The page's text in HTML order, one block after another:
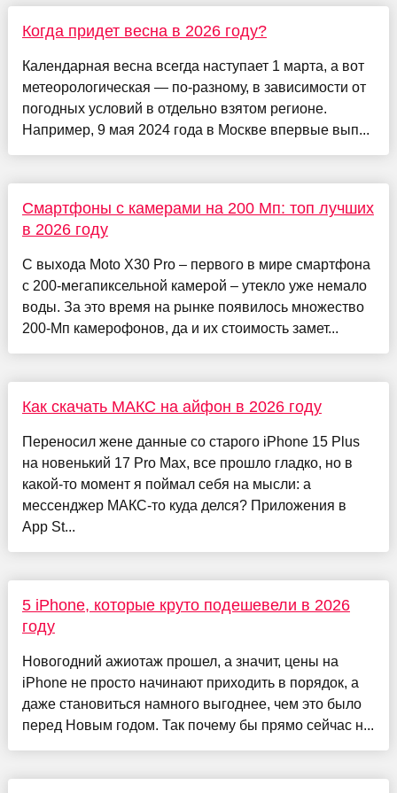
Когда придет весна в 2026 году?
Календарная весна всегда наступает 1 марта, а вот
метеорологическая — по-разному, в зависимости от
погодных условий в отдельно взятом регионе.
Например, 9 мая 2024 года в Москве впервые вып...
Смартфоны с камерами на 200 Мп: топ лучших
в 2026 году
С выхода Moto X30 Pro – первого в мире смартфона
с 200-мегапиксельной камерой – утекло уже немало
воды. За это время на рынке появилось множество
200-Мп камерофонов, да и их стоимость замет...
Как скачать МАКС на айфон в 2026 году
Переносил жене данные со старого iPhone 15 Plus
на новенький 17 Pro Max, все прошло гладко, но в
какой-то момент я поймал себя на мысли: а
мессенджер МАКС-то куда делся? Приложения в
App St...
5 iPhone, которые круто подешевели в 2026
году
Новогодний ажиотаж прошел, а значит, цены на
iPhone не просто начинают приходить в порядок, а
даже становиться намного выгоднее, чем это было
перед Новым годом. Так почему бы прямо сейчас н...